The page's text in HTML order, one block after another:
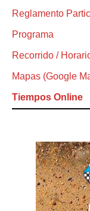
Reglamento
Programa
Recorrido /
Mapas (Google
Tiempos Online